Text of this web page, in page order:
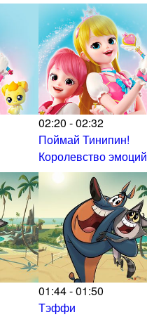
02:20 - 02:32
Поймай Тинипин!
Королевство эмоций
01:44 - 01:50
Тэффи